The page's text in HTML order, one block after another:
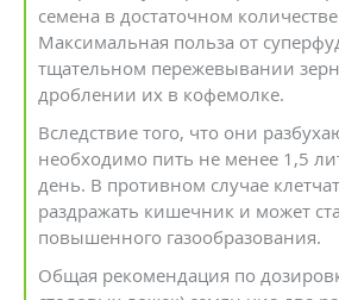
семена в достаточном
Максимальная польза от
тщательном пережевывании
дроблении их в кофемолке.
Вследствие того, что они
необходимо пить не менее 1,5
день. В противном случае
раздражать кишечник и может
повышенного газообразования.
Общая рекомендация по